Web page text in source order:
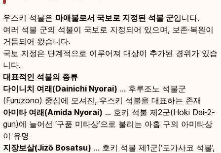
우스키 석불은 마애불로서 국보로 지정된 석불 군입니다.
여러 석불 군의 석불이 국보로 지정되어 있으며, 보존·복원이
거듭되어 왔습니다.
국보 지정은 단계적으로 이루어져 대상이 추가된 경위가 있습
니다.
대표적인 석불의 종류
다이니치 여래(Dainichi Nyorai) … 후루조노 석불군
(Furuzono) 중심에 모셔진, 우스키 석불을 대표하는 존재
아미타 여래(Amida Nyorai) … 호키 석불 제2군(Hoki Dai-2-
gun)에 늘어선 ‘구품 미타상’으로 불리는 아홉 구의 아미타상
이 유명
지장보살(Jizō Bosatsu) … 호키 석불 제1군(‘도가사코 석불’,